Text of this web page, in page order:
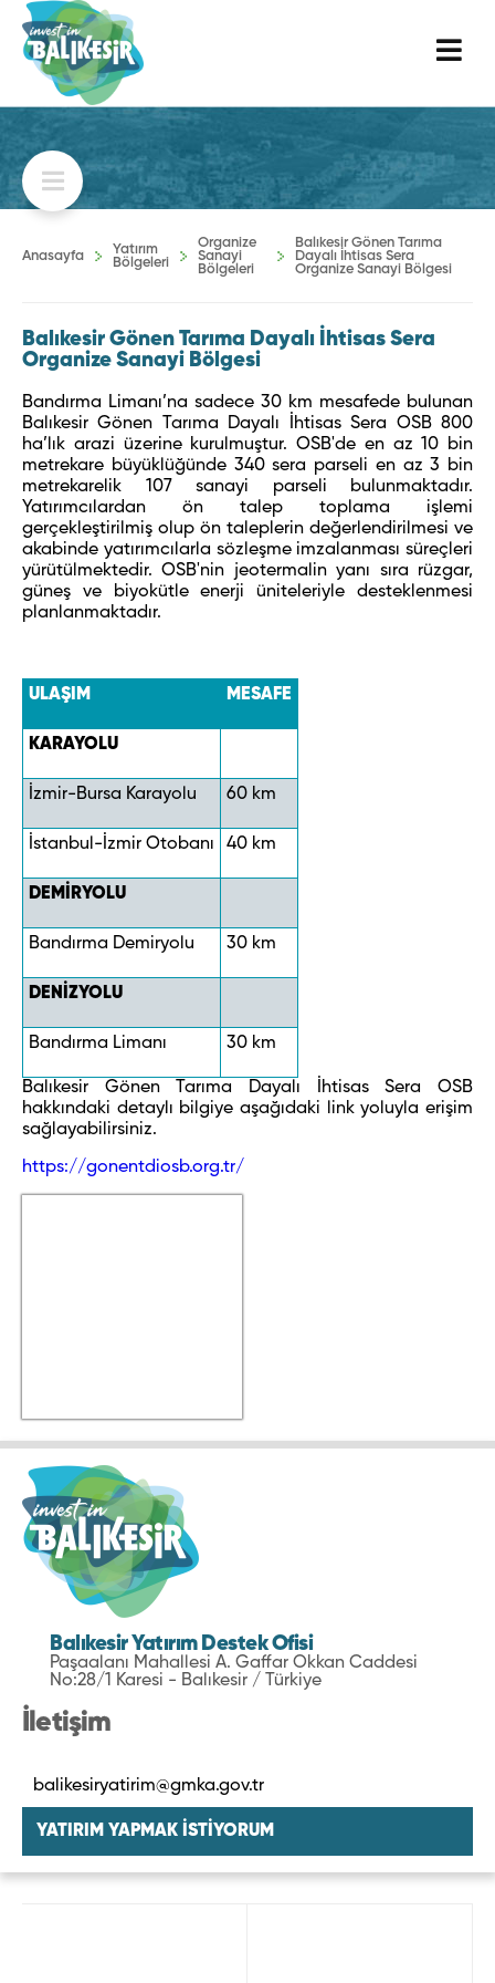
Anasayfa
Yatırım
Bölgeleri
Organize
Sanayi
Bölgeleri
Balıkesir Gönen Tarıma
Dayalı İhtisas Sera
Organize Sanayi Bölgesi
Balıkesir Gönen Tarıma Dayalı İhtisas Sera
Organize Sanayi Bölgesi
Bandırma Limanı’na sadece 30 km mesafede bulunan
Balıkesir Gönen Tarıma Dayalı İhtisas Sera OSB 800
ha’lık arazi üzerine kurulmuştur. OSB'de en az 10 bin
metrekare büyüklüğünde 340 sera parseli en az 3 bin
metrekarelik 107 sanayi parseli bulunmaktadır.
Yatırımcılardan ön talep toplama işlemi
gerçekleştirilmiş olup ön taleplerin değerlendirilmesi ve
akabinde yatırımcılarla sözleşme imzalanması süreçleri
yürütülmektedir. OSB'nin jeotermalin yanı sıra rüzgar,
güneş ve biyokütle enerji üniteleriyle desteklenmesi
planlanmaktadır.
ULAŞIM MESAFE
KARAYOLU
İzmir-Bursa Karayolu 60 km
İstanbul-İzmir Otobanı 40 km
DEMİRYOLU
Bandırma Demiryolu 30 km
DENİZYOLU
Bandırma Limanı 30 km
Balıkesir Gönen Tarıma Dayalı İhtisas Sera OSB
hakkındaki detaylı bilgiye aşağıdaki link yoluyla erişim
sağlayabilirsiniz.
https://gonentdiosb.org.tr/
Balıkesir Yatırım Destek Ofisi
Paşaalanı Mahallesi A. Gaffar Okkan Caddesi
No:28/1 Karesi - Balıkesir / Türkiye
İletişim
balikesiryatirim@gmka.gov.tr
YATIRIM YAPMAK İSTİYORUM